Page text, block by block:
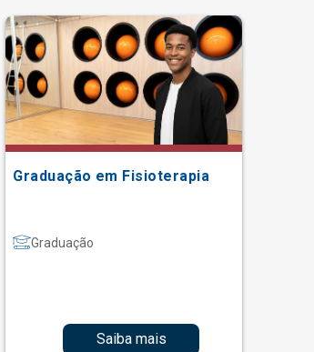
Graduação em Fisioterapia
Graduação
Saiba mais